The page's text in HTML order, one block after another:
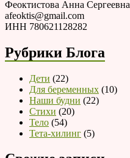
Феоктистова Анна Сергеевна
afeoktis@gmail.com
ИНН 780621128282
Рубрики Блога
Дети (22)
Для беременных (10)
Наши будни (22)
Стихи (20)
Тело (54)
Тета-хилинг (5)